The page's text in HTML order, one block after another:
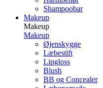
Shampoobar
Makeup
Makeup
Makeup
Øjenskygge
Læbestift
Lipgloss
Blush
BB og Concealer